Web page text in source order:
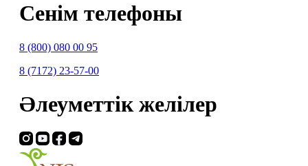
Сенім телефоны
8 (800) 080 00 95
8 (7172) 23-57-00
Әлеуметтік желілер